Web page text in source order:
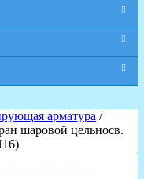
арматура /
шаровой цельносв.